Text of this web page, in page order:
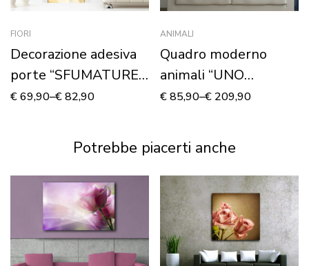
FIORI
Decorazione adesiva
porte “SFUMATURE
FLOREALI COLOR
€69,90–€82,90
ANIMALI
Quadro moderno
animali “UNO
SPLENDIDO
su tela
€85,90–€ 209,90
Potrebbe piacerti anche